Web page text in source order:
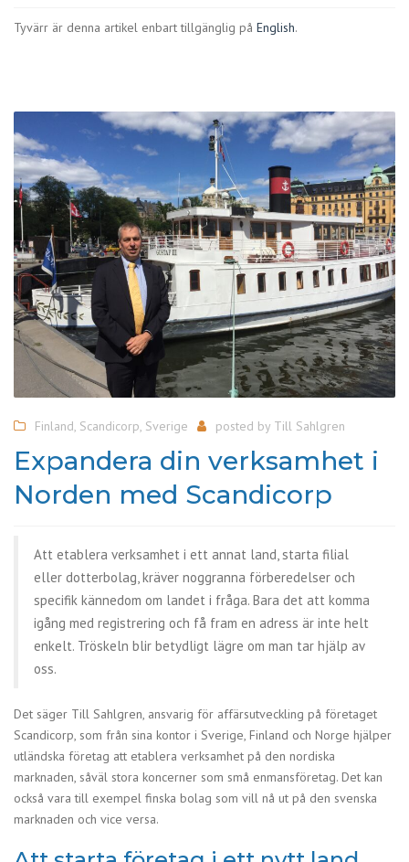
Tyvärr är denna artikel enbart tillgänglig på English.
Finland, Scandicorp, Sverige posted by Till Sahlgren
Expandera din verksamhet i
Norden med Scandicorp
Att etablera verksamhet i ett annat land, starta filial
eller dotterbolag, kräver noggranna förberedelser och
specifik kännedom om landet i fråga. Bara det att komma
igång med registrering och få fram en adress är inte helt
enkelt. Tröskeln blir betydligt lägre om man tar hjälp av
oss.
Det säger Till Sahlgren, ansvarig för affärsutveckling på företaget
Scandicorp, som från sina kontor i Sverige, Finland och Norge hjälper
utländska företag att etablera verksamhet på den nordiska
marknaden, såväl stora koncerner som små enmansföretag. Det kan
också vara till exempel finska bolag som vill nå ut på den svenska
marknaden och vice versa.